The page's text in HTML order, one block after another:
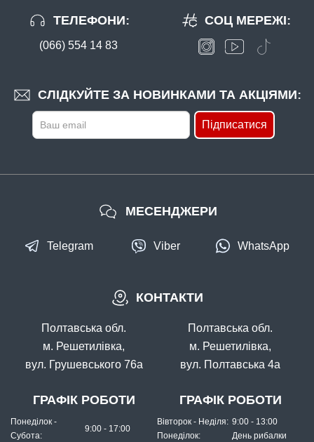
ТЕЛЕФОНИ:
(066) 554 14 83
СЛІДКУЙТЕ ЗА НОВИНКАМИ ТА АКЦІЯМИ:
Підписатися
СОЦ МЕРЕЖІ:
КОНТАКТИ
Полтавська обл.
м. Решетилівка,
вул. Грушевського 76а
ГРАФІК РОБОТИ
Понеділок -
Субота:
9:00 - 17:00
Полтавська обл.
м. Решетилівка,
вул. Полтавська 4а
ГРАФІК РОБОТИ
Вівторок - Неділя: 9:00 - 13:00
Понеділок:
День рибалки
МЕСЕНДЖЕРИ
Telegram Viber WhatsApp